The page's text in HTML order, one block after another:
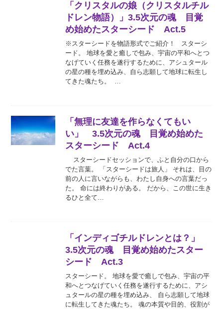
「クリスタルの娘（クリスタルチル
ドレン物語）」3.5次元の魂 目覚
め始めたスターシード Act.5
※スターシードを物語形式でご紹介！ スターシ
ード。 地球を愛と癒しで包み、宇宙の平和へとつ
なげていく任務を遂行するために、アシュタール
の星の種を埋め込み、自ら志願して地球に転生し
てきた魂たち。 …
「無理に友達を作らなくてもい
い」 3.5次元の魂 目覚め始めた
スターシード Act.4
スターシードセッションで、ふと自分の口から
でた言葉。 「スターシードは旅人」 それは、目の
前の人に言いながらも、わたし自身への言葉だっ
た。 命には終わりがある。 だから、この世に生き
るひと全て…
「インディゴチルドレンとは？」
3.5次元の魂 目覚め始めたスター
シード Act.3
スターシード。 地球を愛で癒しで包み、宇宙の平
和へとつなげていく任務を遂行するために、アシ
ュタールの星の種を埋め込み、 自ら志願して地球
に転生してきた魂たち。 魂の本質や目的、役割が